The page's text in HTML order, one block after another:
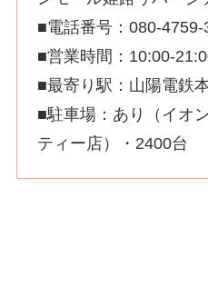
■電話番号：080-4759-
■営業時間：10:00-
■最寄り駅：山陽電鉄
■駐車場：あり（イオ
ティー店）・2400台